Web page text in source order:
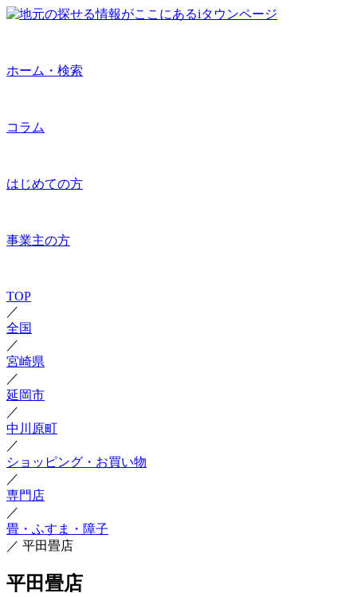
ホーム・検索
コラム
はじめての方
事業主の方
TOP
／
全国
／
宮崎県
／
延岡市
／
中川原町
／
ショッピング・お買い物
／
専門店
／
畳・ふすま・障子
／ 平田畳店
平田畳店